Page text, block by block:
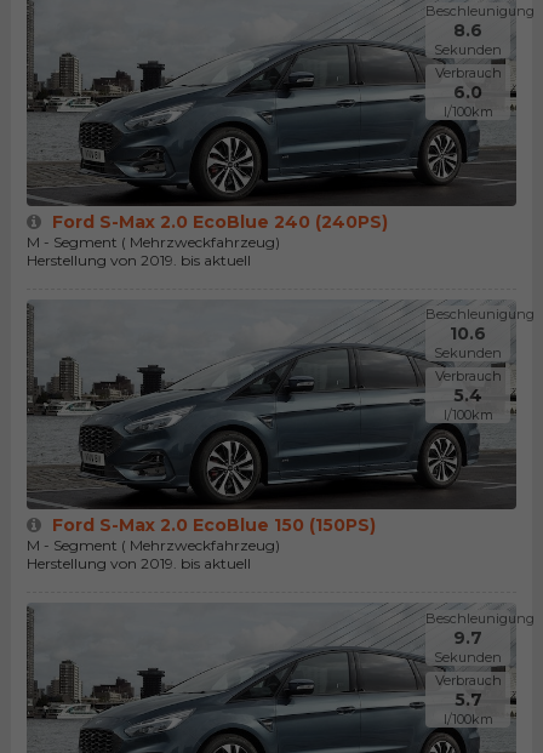
Beschleunigung
8.6
Sekunden
Verbrauch
6.0
l/100km
Ford S-Max 2.0 EcoBlue 240 (240PS)
M - Segment ( Mehrzweckfahrzeug)
Herstellung von 2019. bis aktuell
Beschleunigung
10.6
Sekunden
Verbrauch
5.4
l/100km
Ford S-Max 2.0 EcoBlue 150 (150PS)
M - Segment ( Mehrzweckfahrzeug)
Herstellung von 2019. bis aktuell
Beschleunigung
9.7
Sekunden
Verbrauch
5.7
l/100km